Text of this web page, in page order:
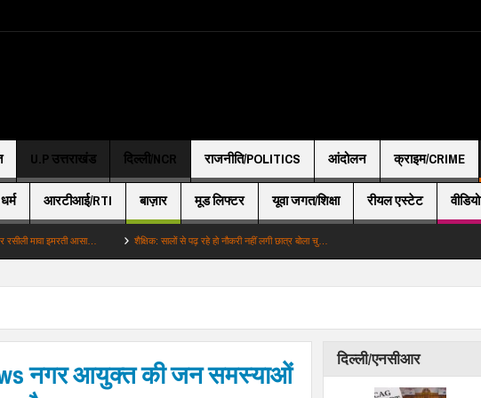
U.P उत्तराखंड दिल्ली/NCR राजनीति/POLITICS आंदोलन क्राइम/CRIME
धर्म आरटीआई/RTI बाज़ार मूड लिफ्टर यूवा जगत/शिक्षा रीयल एस्टेट वीडियो
आसा… शैक्षिक: सालों से पढ़ रहे हो नौकरी नहीं लगी छात्र बोला चु…
नगर आयुक्त की जन समस्याओं
दिल्ली/एनसीआर